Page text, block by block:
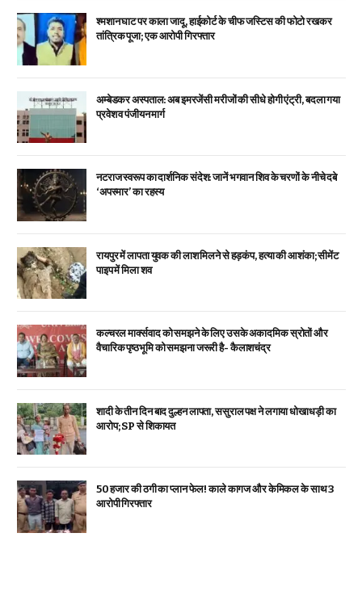
श्मशान घाट पर काला जादू, हाईकोर्ट के चीफ जस्टिस की फोटो रखकर
तांत्रिक पूजा; एक आरोपी गिरफ्तार
अम्बेडकर अस्पताल: अब इमरजेंसी मरीजों की सीधे होगी एंट्री, बदला गया
प्रवेश व पंजीयन मार्ग
नटराज स्वरूप का दार्शनिक संदेश: जानें भगवान शिव के चरणों के नीचे दबे
‘अपस्मार’ का रहस्य
रायपुर में लापता युवक की लाश मिलने से हड़कंप, हत्या की आशंका; सीमेंट
पाइप में मिला शव
कल्चरल मार्क्सवाद को समझने के लिए उसके अकादमिक स्रोतों और
वैचारिक पृष्ठभूमि को समझना जरूरी है- कैलाशचंद्र
शादी के तीन दिन बाद दुल्हन लापता, ससुराल पक्ष ने लगाया धोखाधड़ी का
आरोप; SP से शिकायत
₹50 हजार की ठगी का प्लान फेल! काले कागज और केमिकल के साथ 3
आरोपी गिरफ्तार